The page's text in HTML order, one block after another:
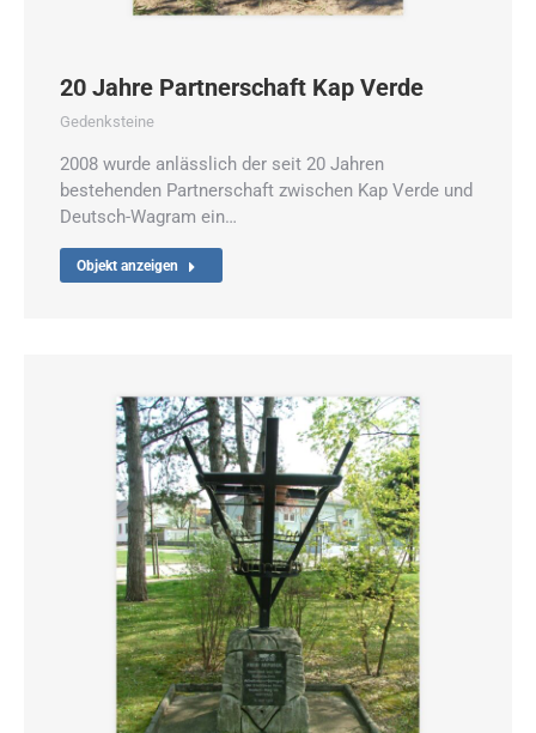
20 Jahre Partnerschaft Kap Verde
Gedenksteine
2008 wurde anlässlich der seit 20 Jahren
bestehenden Partnerschaft zwischen Kap Verde und
Deutsch-Wagram ein…
Objekt anzeigen